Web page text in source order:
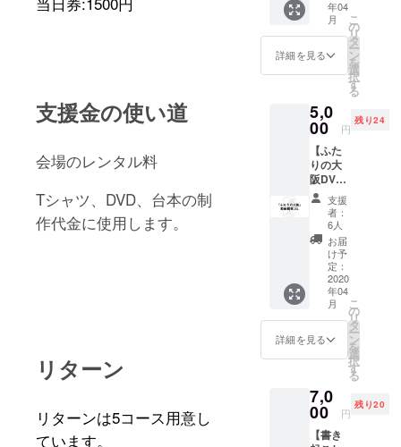
支援金の使い道
会場のレンタル料
Tシャツ、 DVD、台本の制
作代金に使用します。
リターン
リターンは5コース用意し
ています。
ブ当日
の受け
渡し、
限定
メール
アドレ
スにお
送りし
ます。
旅立
ち』チ
ケット
もしく
は『愛
と青春
ち』ラ
イブ映
像が見
られる
限定
URL ・
十九人
ゆッ
ちゃんw
の舞台
衣装と
同じT
シャツ
（非売
品） ※
ご登録
頂いた
やりと
りでチ
ケット
はライ
年04
月
詳細を見る
こ
の
リ
タ
ー
ン
を
選
択
す
る
5,0
00 円
残り24
【ふた
りの大
阪DVD
コー
ス】 ・
十九人
単独ラ
イブ
『愛と
青春の
旅立
ち』チ
ケット
もしく
は『愛
と青春
ち』ラ
イブ映
像が見
られる
支援
者：
6人
お届
け予
定：
2020
年04
月
詳細を見る
こ
の
リ
タ
ー
ン
を
選
択
す
る
7,0
00 円
残り20
【書き